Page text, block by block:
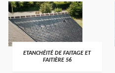
>
ETANCHÉITÉ DE FAITAGE ET
FAITIÈRE 56